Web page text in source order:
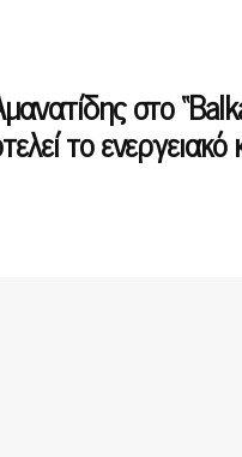
στο
το